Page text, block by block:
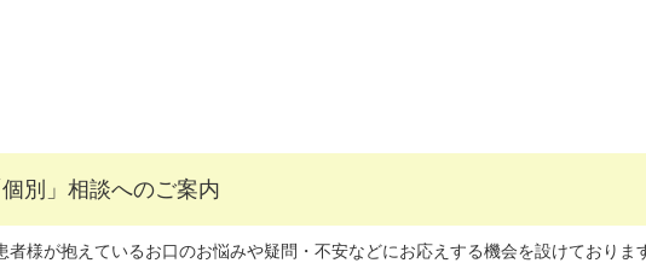
別」相談へのご案内
者様が抱えているお口のお悩みや疑問・不安などにお応えする機会を設けておりま